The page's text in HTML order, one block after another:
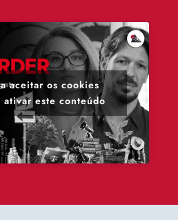
aceitar os cookies
este conteúdo